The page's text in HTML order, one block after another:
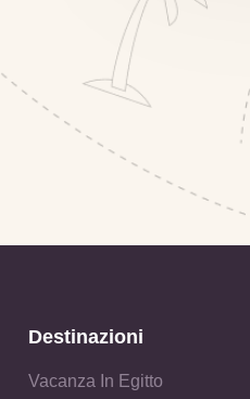
Destinazioni
Vacanza In Egitto